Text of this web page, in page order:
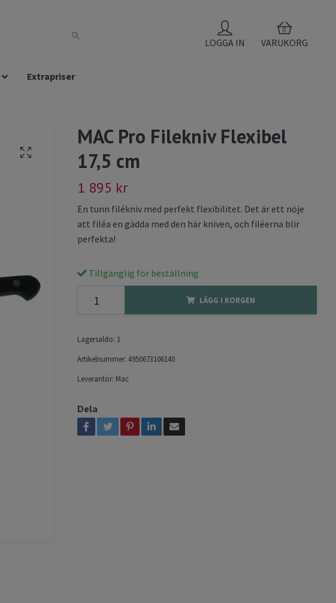
LOGGA IN
0
VARUKORG
Extrapriser
MAC Pro Filekniv Flexibel
17,5 cm
1 895 kr
En tunn filékniv med perfekt flexibilitet. Det är ett nöje
att filéa en gädda med den här kniven, och filéerna blir
perfekta!
Tillgänglig för beställning
LÄGG I KORGEN
Lagersaldo: 1
Artikelnummer: 4950673106140
Leverantör: Mac
Dela